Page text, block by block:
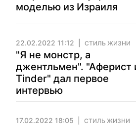
моделью из Израиля
22.02.2022 11:12 СТИЛЬ ЖИЗНИ
"Я не монстр, а
джентльмен". "Аферист
Tinder" дал первое
интервью
17.02.2022 18:05 СТИЛЬ ЖИЗНИ